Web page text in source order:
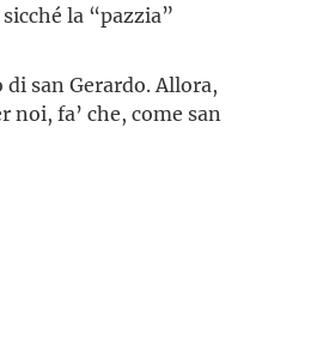
la “pazzia”
san Gerardo. Allora,
fa’ che, come san